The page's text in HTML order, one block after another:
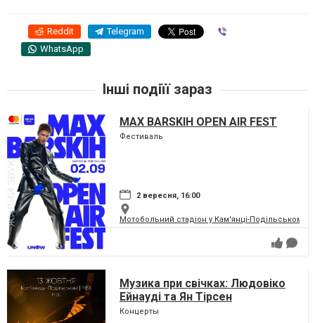
Reddit Telegram
WhatsApp
Інші подіїї зараз
MAX BARSKIH OPEN AIR FEST
Фестиваль
2 вересня, 16:00
Мотобольний стадіон у Кам'янці-Подільському
Музика при свічках: Людовіко
Ейнауді та Ян Тірсен
Концерты